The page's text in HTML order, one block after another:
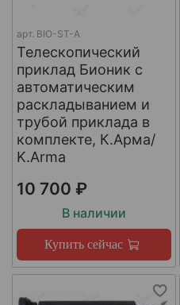
арт. BIO-ST-A
Телескопический
приклад Бионик с
автоматическим
раскладыванием и
трубой приклада в
комплекте, К.Арма/
K.Arma
10 700 ₽
В наличии
Купить сейчас